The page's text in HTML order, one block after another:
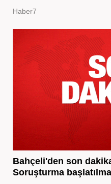
Haber7
Bahçeli'den son
Soruşturma